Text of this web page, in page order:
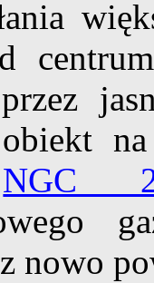
NGC
nowo